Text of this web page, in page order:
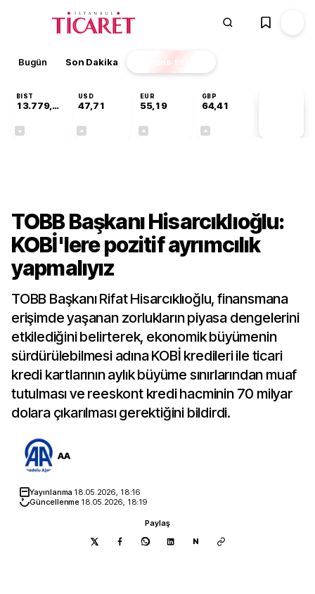
Bugün Son Dakika Finans EKSTRA
BIST
13.779,39
USD
47,71
EUR
55,19
GBP
64,41
TOBB Başkanı Hisarcıklıoğlu:
KOBİ'lere pozitif ayrımcılık
yapmalıyız
TOBB Başkanı Rifat Hisarcıklıoğlu, finansmana
erişimde yaşanan zorlukların piyasa dengelerini
etkilediğini belirterek, ekonomik büyümenin
sürdürülebilmesi adına KOBİ kredileri ile ticari
kredi kartlarının aylık büyüme sınırlarından muaf
tutulması ve reeskont kredi hacminin 70 milyar
dolara çıkarılması gerektiğini bildirdi.
AA
Yayınlanma 18.05.2026, 18:16
Güncellenme 18.05.2026, 18:19
Paylaş
N